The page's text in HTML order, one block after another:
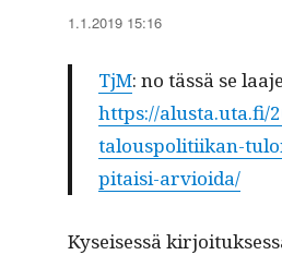
1.1.2019 15:16
TjM: no tässä se
https://alusta.uta.fi/
talouspolitiikan-
pitaisi-arvioida/
Kyseisessä